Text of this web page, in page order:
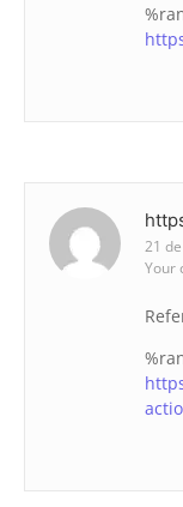
21
Your